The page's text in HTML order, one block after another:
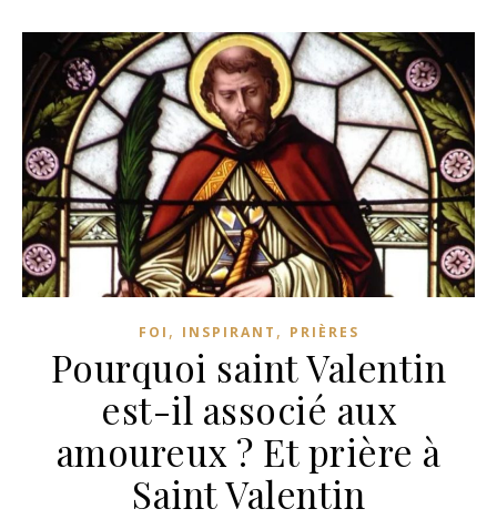
FOI , INSPIRANT , PRIÈRES
Pourquoi saint Valentin
est-il associé aux
amoureux ? Et prière à
Saint Valentin